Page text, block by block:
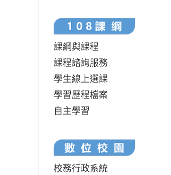
課綱與課程
課程諮詢服務
學生線上選課
學習歷程檔案
自主學習
校務行政系統